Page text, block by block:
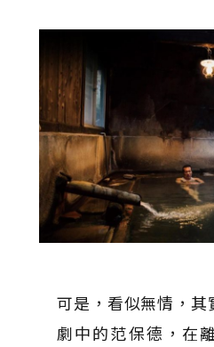
可是，看似無情，其
劇中的范保德，在